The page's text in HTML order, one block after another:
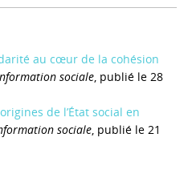
au cœur de la cohésion
sociale, publié le 28
de l’État social en
sociale, publié le 21